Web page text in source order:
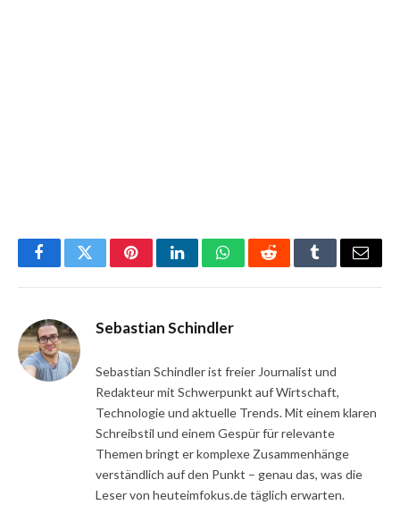
FacebookTwitterPinterestLinkedInWhatsAppRedditTumblrEmail
Sebastian Schindler
Sebastian Schindler ist freier Journalist und
Redakteur mit Schwerpunkt auf Wirtschaft,
Technologie und aktuelle Trends. Mit einem klaren
Schreibstil und einem Gespür für relevante
Themen bringt er komplexe Zusammenhänge
verständlich auf den Punkt – genau das, was die
Leser von heuteimfokus.de täglich erwarten.